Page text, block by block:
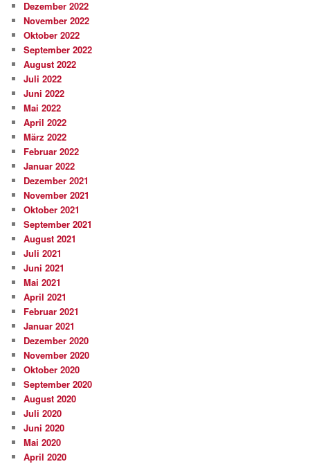
Dezember 2022
November 2022
Oktober 2022
September 2022
August 2022
Juli 2022
Juni 2022
Mai 2022
April 2022
März 2022
Februar 2022
Januar 2022
Dezember 2021
November 2021
Oktober 2021
September 2021
August 2021
Juli 2021
Juni 2021
Mai 2021
April 2021
Februar 2021
Januar 2021
Dezember 2020
November 2020
Oktober 2020
September 2020
August 2020
Juli 2020
Juni 2020
Mai 2020
April 2020